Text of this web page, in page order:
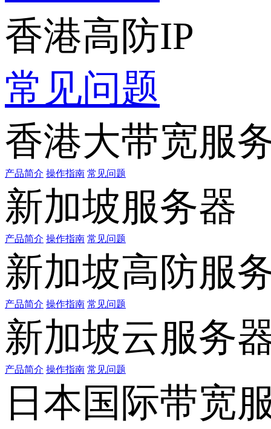
香港高防IP
常见问题
香港大带宽服
产品简介 操作指南 常见问题
新加坡服务器
产品简介 操作指南 常见问题
新加坡高防服
产品简介 操作指南 常见问题
新加坡云服务
产品简介 操作指南 常见问题
日本国际带宽